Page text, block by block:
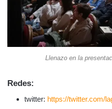
Llenazo en la
Redes:
twitter: https://twitter.com/